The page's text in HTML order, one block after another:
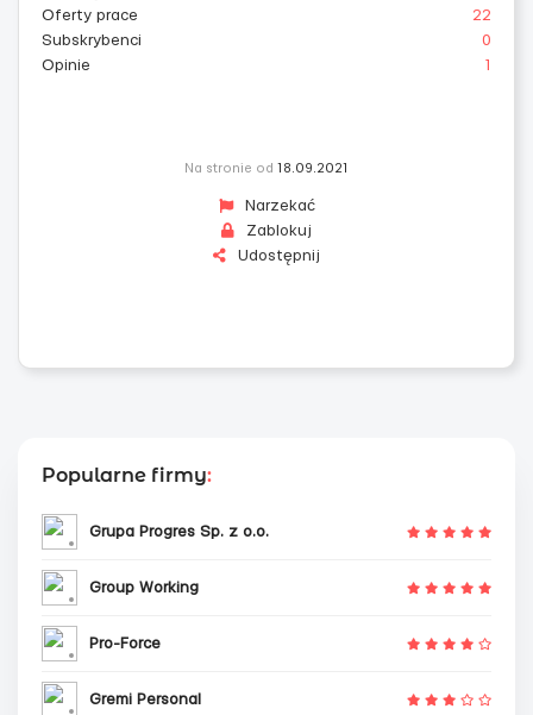
Oferty prace
22
Subskrybenci
0
Opinie
1
Na stronie od 18.09.2021
Narzekać
Zablokuj
Udostępnij
Popularne firmy:
Grupa Progres Sp. z o.o.
Group Working
Pro-Force
Gremi Personal